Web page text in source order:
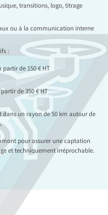
transitions, logo, titrage
ou à la communication interne
:
partir de 150 € HT
de 350 € HT
dans un rayon de 50 km autour de
pour assurer une captation
et techniquement irréprochable.